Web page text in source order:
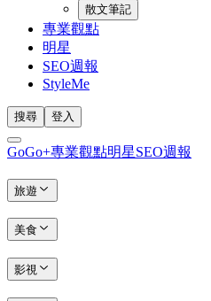
散文筆記
專業觀點
明星
SEO週報
StyleMe
搜尋 登入
GoGo+專業觀點明星SEO週報
旅遊
美食
影視